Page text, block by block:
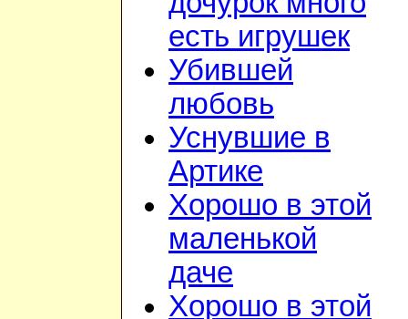
есть игрушек
Убившей
любовь
Уснувшие в
Артике
Хорошо в этой
маленькой
даче
Хорошо в этой